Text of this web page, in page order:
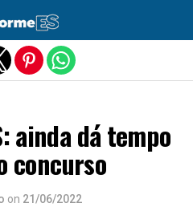
ainda dá tempo
concurso
on 21/06/2022
mobile